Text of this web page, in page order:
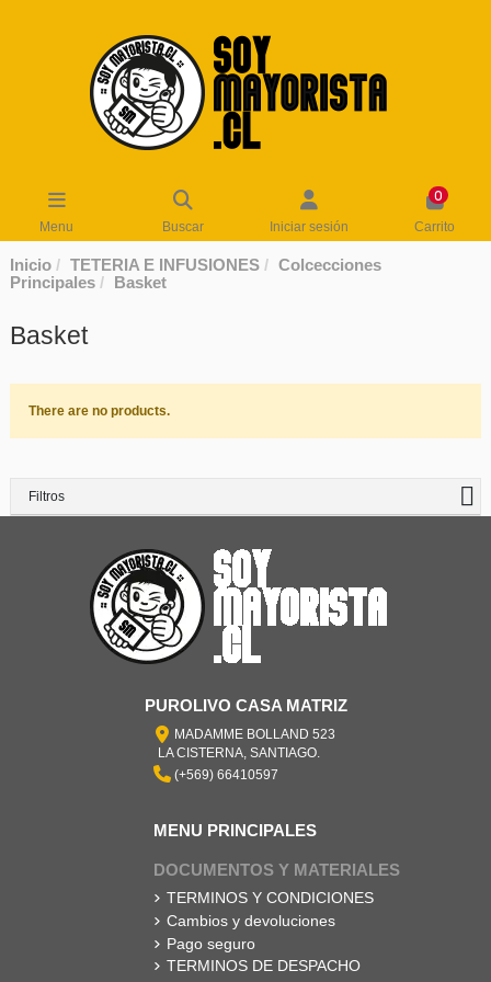
Menu Buscar Iniciar sesión
0
Carrito
Inicio TETERIA E INFUSIONES
Colcecciones
Principales
Basket
Basket
There are no products.
Filtros
PUROLIVO CASA MATRIZ
MADAMME BOLLAND 523
LA CISTERNA, SANTIAGO.
(+569) 66410597
MENU PRINCIPALES
DOCUMENTOS Y MATERIALES
TERMINOS Y CONDICIONES
Cambios y devoluciones
Pago seguro
TERMINOS DE DESPACHO